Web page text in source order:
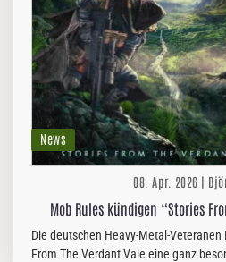
News
08. Apr. 2026 |
Mob Rules kündigen “Stories
Die deutschen Heavy-Metal-
From The Verdant Vale eine ganz